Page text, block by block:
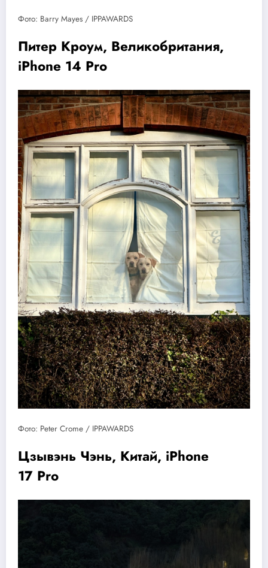
Фото: Barry Mayes / IPPAWARDS
Питер Кроум, Великобритания,
iPhone 14 Pro
Фото: Peter Crome / IPPAWARDS
Цзывэнь Чэнь, Китай, iPhone
17 Pro